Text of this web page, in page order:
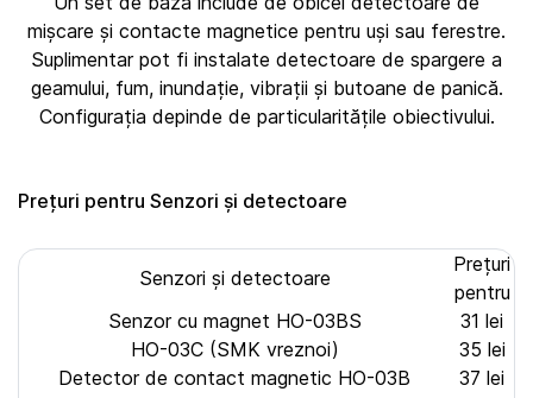
mișcare și contacte magnetice pentru uși sau ferestre.
Suplimentar pot fi instalate detectoare de spargere a
geamului, fum, inundație, vibrații și butoane de panică.
Configurația depinde de particularitățile obiectivului.
Prețuri pentru Senzori și detectoare
Senzori și detectoare
Prețuri
pentru
Senzor cu magnet HO-03BS
31 lei
HO-03C (SMK vreznoi)
35 lei
Detector de contact magnetic HO-03B
37 lei